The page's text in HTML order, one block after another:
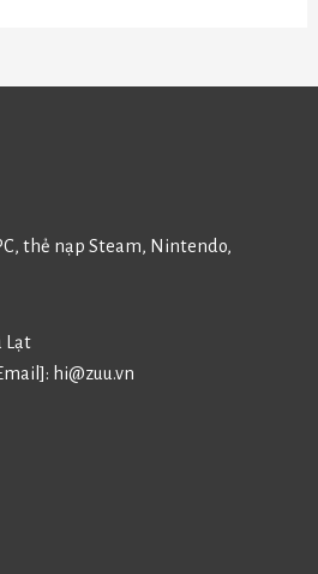
thẻ nạp Steam, Nintendo,
Lạt
hi@zuu.vn